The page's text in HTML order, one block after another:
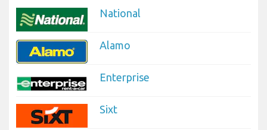
National
Alamo
Enterprise
Sixt